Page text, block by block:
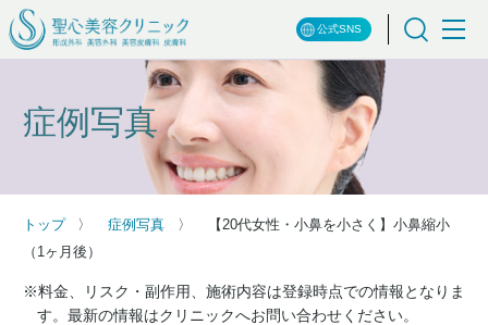
公式SNS
症例写真
トップ 症例写真
【20代女性・小鼻を小さく】小鼻縮小
（1ヶ月後）
※料金、リスク・副作用、施術内容は登録時点での情報となりま
す。最新の情報はクリニックへお問い合わせください。